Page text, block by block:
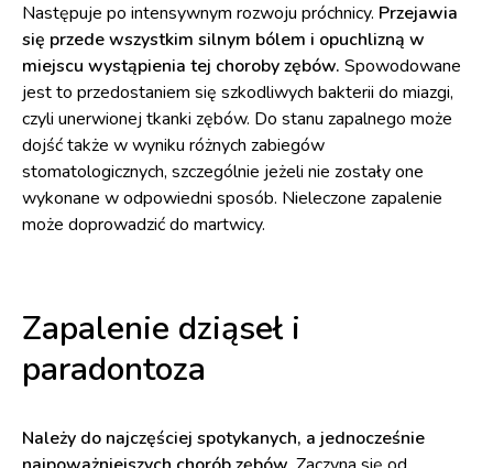
Następuje po intensywnym rozwoju próchnicy. Przejawia
się przede wszystkim silnym bólem i opuchlizną w
miejscu wystąpienia tej choroby zębów. Spowodowane
jest to przedostaniem się szkodliwych bakterii do miazgi,
czyli unerwionej tkanki zębów. Do stanu zapalnego może
dojść także w wyniku różnych zabiegów
stomatologicznych, szczególnie jeżeli nie zostały one
wykonane w odpowiedni sposób. Nieleczone zapalenie
może doprowadzić do martwicy.
Zapalenie dziąseł i
paradontoza
Należy do najczęściej spotykanych, a jednocześnie